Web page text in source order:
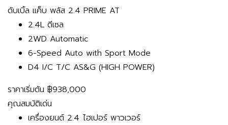
ดับเบิ้ล แค็บ พลัส 2.4 PRIME AT
2.4L ดีเซล
2WD Automatic
6-Speed Auto with Sport Mode
D4 I/C T/C AS&G (HIGH POWER)
ราคาเริ่มต้น ฿938,000
คุณสมบัติเด่น
เครื่องยนต์ 2.4 ไฮเปอร์ พาวเวอร์